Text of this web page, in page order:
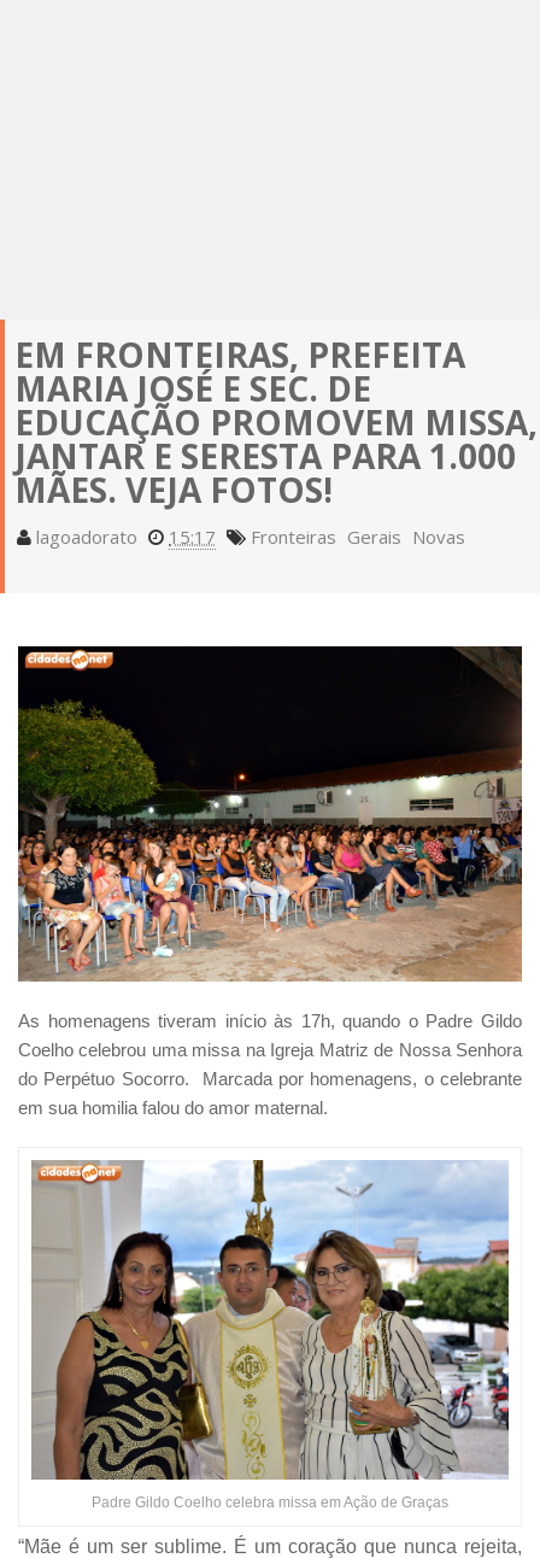
EM FRONTEIRAS, PREFEITA
MARIA JOSÉ E SEC. DE
EDUCAÇÃO PROMOVEM MISSA,
JANTAR E SERESTA PARA 1.000
MÃES. VEJA FOTOS!
lagoadorato 15:17 Fronteiras Gerais Novas
As homenagens tiveram início às 17h, quando o Padre Gildo
Coelho celebrou uma missa na Igreja Matriz de Nossa Senhora
do Perpétuo Socorro. Marcada por homenagens, o celebrante
em sua homilia falou do amor maternal.
Padre Gildo Coelho celebra missa em Ação de Graças
“Mãe é um ser sublime. É um coração que nunca rejeita,